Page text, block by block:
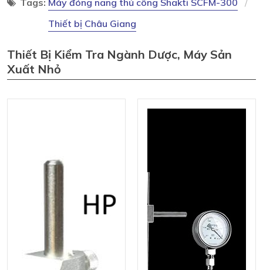
Thiết bị Châu Giang
Thiết Bị Kiểm Tra Ngành Dược, Máy Sản
Xuất Nhỏ